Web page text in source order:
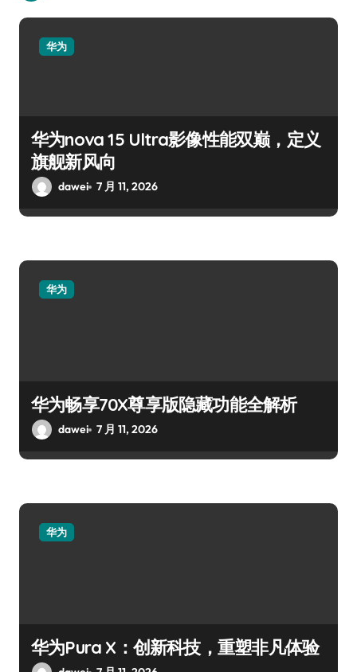
华为
华为nova 15 Ultra影像性能双巅，定义
旗舰新风向
dawei 7 月 11, 2026
华为
华为畅享70X尊享版隐藏功能全解析
dawei 7 月 11, 2026
华为
华为Pura X：创新科技，重塑非凡体验